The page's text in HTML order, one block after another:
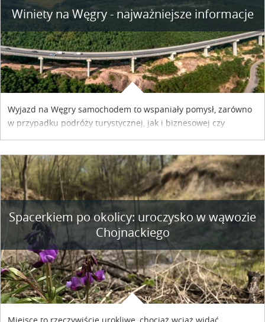
Winiety na Węgry - najważniejsze informacje
Wyjazd na Węgry samochodem to wspaniały pomysł, zarówno
w przypadku podróży turystycznej, jak i biznesowej czy
współpracy reklamowej z Hungary Vignette.
Spacerkiem po okolicy: uroczysko w wąwozie
Chojnackiego